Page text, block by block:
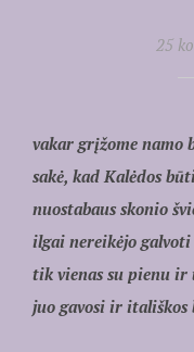
25
vakar grįžome namo
sakė, kad Kalėdos
nuostabaus skonio
ilgai nereikėjo
tik vienas su pienu ir
juo gavosi ir itališkos